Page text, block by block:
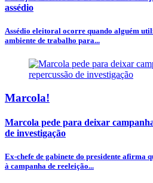
assédio
Assédio eleitoral ocorre quando alguém
ambiente de trabalho para...
Marcola!
Marcola pede para deixar
de investigação
Ex-chefe de gabinete do presidente afirma
à campanha de reeleição...